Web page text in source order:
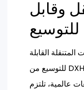
وقابل
القابلة
للتوسيع من DXH هي حل إسكان عالي الجودة ودائم. تم تصنيعه باستخدام تكنولوجيا متقدمة،
عالمية، تلتزم